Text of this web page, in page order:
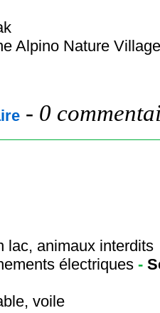
Alpino Nature Village
- 0
lac, animaux interdits
électriques -
voile